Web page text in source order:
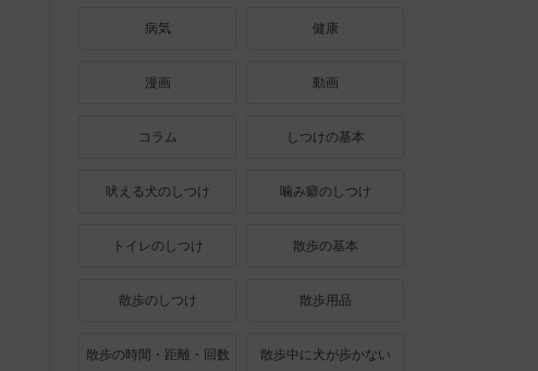
病気 健康
漫画 動画
コラム しつけの基本
吠える犬のしつけ 噛み癖のしつけ
トイレのしつけ 散歩の基本
散歩のしつけ 散歩用品
散歩の時間・距離・回数 散歩中に犬が歩かない